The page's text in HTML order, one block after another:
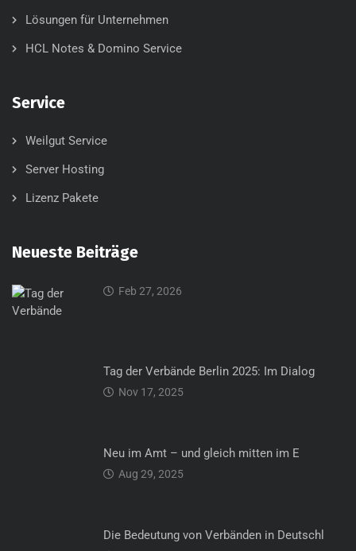
Lösungen für Unternehmen
HCL Notes & Domino Service
Service
Weilgut Service
Server Hosting
Lizenz Pakete
Neueste Beiträge
Feb 27, 2026
Tag der Verbände Berlin 2025: Im Dialog
Nov 17, 2025
Neu im Amt – und gleich mitten im E
Aug 29, 2025
Die Bedeutung von Verbänden in Deutschl